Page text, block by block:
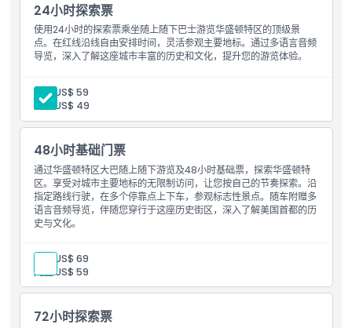
营业时间
位置
取消政策
24小时探索票
使用24小时的探索票乘坐随上随下巴士游览华盛顿特区的顶级景
点。在红线沿线自由安排时间，灵活参观主要地标。通过多语言音频
导览，深入了解这座城市丰富的历史和文化，提升您的游览体验。
成人: US$ 59
儿童:
US$ 49
48小时基础门票
通过华盛顿特区大巴随上随下游览及48小时基础票，探索华盛顿特
区。享受对城市主要地标的无限制访问，让您按自己的节奏探索。沿
指定路线行驶，在多个停靠点上下车，参观标志性景点。随车附赠多
语言音频导览，伴随您穿行于这座历史街区，深入了解美国首都的历
史与文化。
成人: US$ 69
儿童:US$ 59
72小时探索票